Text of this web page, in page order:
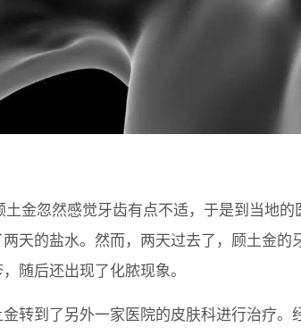
土金忽然感觉牙齿有点不适，于是到当地
天的盐水。然而，两天过去了，顾土金的
随后还出现了化脓现象。
转到了另外一家医院的皮肤科进行治疗。